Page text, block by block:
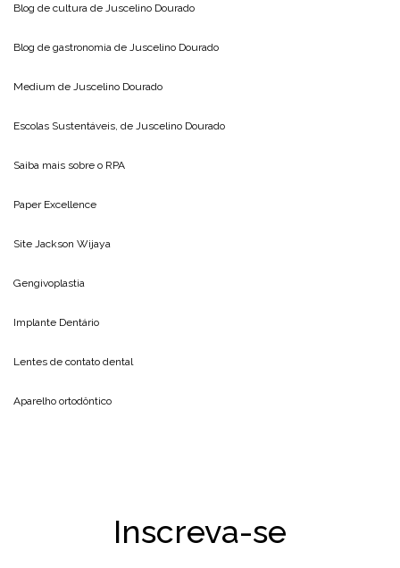
Blog de cultura de Juscelino Dourado
Blog de gastronomia de Juscelino Dourado
Medium de Juscelino Dourado
Escolas Sustentáveis, de Juscelino Dourado
Saiba mais sobre o RPA
Paper Excellence
Site Jackson Wijaya
Gengivoplastia
Implante Dentário
Lentes de contato dental
Aparelho ortodôntico
Inscreva-se